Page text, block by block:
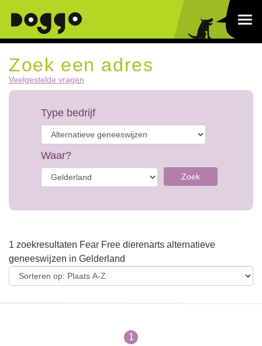
Zoek een adres
Veelgestelde vragen
Type bedrijf
Waar?
Zoek
1 zoekresultaten Fear Free dierenarts alternatieve
geneeswijzen in Gelderland
1